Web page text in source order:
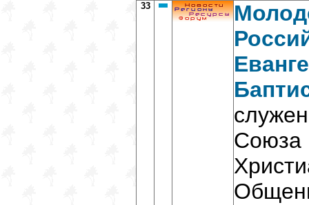
33
Союза